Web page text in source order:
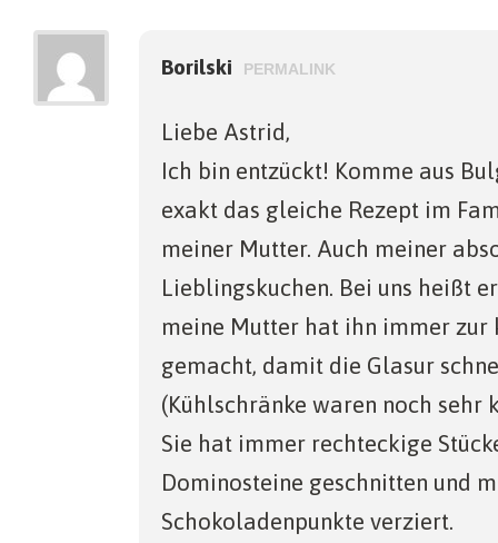
Borilski PERMALINK
Liebe Astrid,
Ich bin entzückt! Komme aus
exakt das gleiche Rezept im
meiner Mutter. Auch meiner
Lieblingskuchen. Bei uns heißt
meine Mutter hat ihn immer zur
gemacht, damit die Glasur
(Kühlschränke waren noch sehr
Sie hat immer rechteckige
Dominosteine geschnitten und
Schokoladenpunkte verziert.